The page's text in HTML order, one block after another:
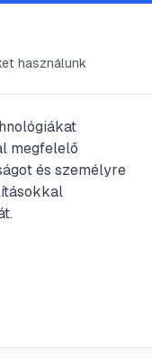
olvasás
póc
használunk
megfelelő
és személyre